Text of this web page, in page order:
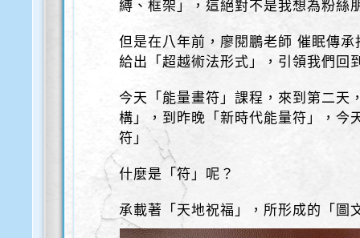
縛、框架」，這絕對不是我想為粉絲
但是在八年前，廖閱鵬老師 催眠傳
給出「超越術法形式」，引領我們回
今天「能量畫符」課程，來到第二天
構」，到昨晚「新時代能量符」，今
符」
什麼是「符」呢？
承載著「天地祝福」，所形成的「圖